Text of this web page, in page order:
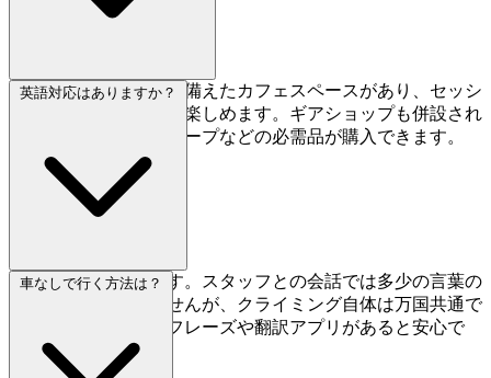
エスプレッソマシンを備えたカフェスペースがあり、セッシ
ョン前後にコーヒーを楽しめます。ギアショップも併設され
ており、チョークやテープなどの必需品が購入できます。
英語対応はありますか？
英語対応は限定的です。スタッフとの会話では多少の言葉の
壁があるかもしれませんが、クライミング自体は万国共通で
す。基本的な日本語フレーズや翻訳アプリがあると安心で
す。
車なしで行く方法は？